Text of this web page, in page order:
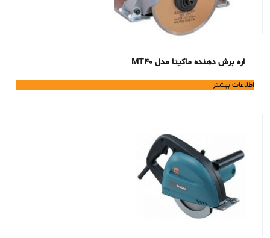
اره برش دهنده ماکیتا مدل MT40
اطلاعات بیشتر